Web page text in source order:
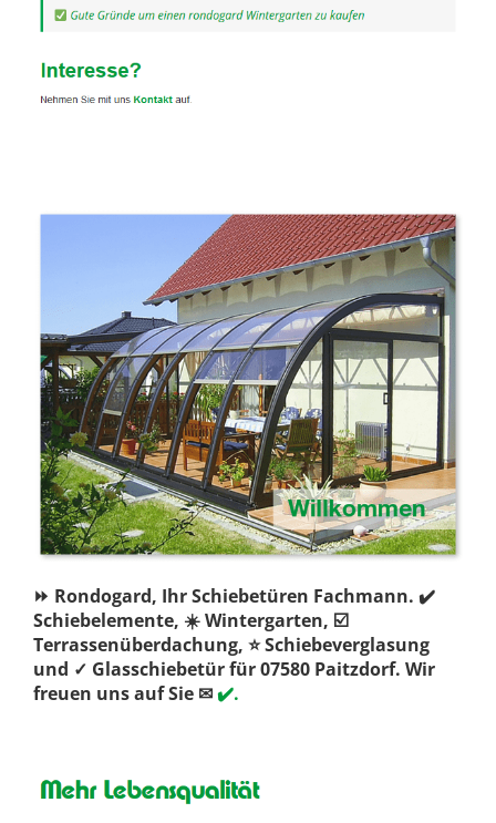
⏩ Rondogard, Ihr Schiebetüren Fachmann. ✔️
Schiebelemente, ☀️ Wintergarten, ☑️
Terrassenüberdachung, ⭐ Schiebeverglasung
und ✓ Glasschiebetür für 07580 Paitzdorf. Wir
freuen uns auf Sie ✉✔️.